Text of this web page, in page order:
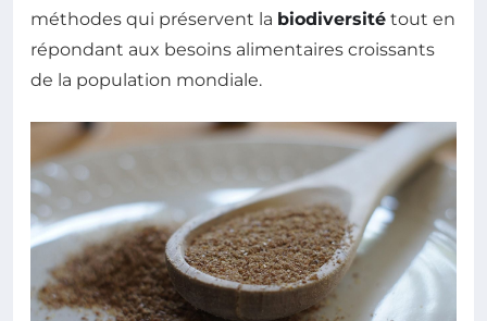
méthodes qui préservent la biodiversité tout en
répondant aux besoins alimentaires croissants
de la population mondiale.